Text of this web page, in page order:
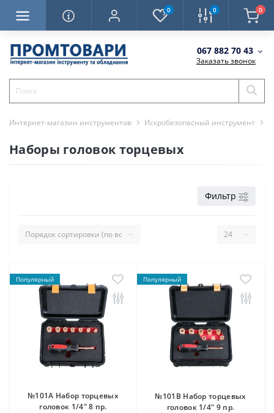
0 0 0
067 882 70 43
Заказать звонок
Интернет-магазин инструментов Искробезопасный инструмент
Наборы головок торцевых
Фильтр
Популярный
№101A Набор торцевых
головок 1/4" 8 пр.
Популярный
№101B Набор торцевых
головок 1/4" 9 пр.